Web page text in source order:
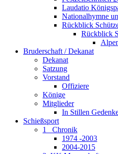
Laudatio
Nationalhymne
Rückblick
Rückblick
Bruderschaft / Dekanat
Dekanat
Satzung
Vorstand
Offiziere
Könige
Mitglieder
In Stillen
Schießsport
1_ Chronik
1974 -2003
2004-2015